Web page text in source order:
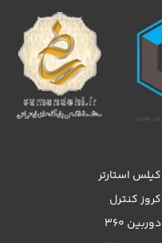
کیلس استارتر
کروز کنترل
دوربین 360